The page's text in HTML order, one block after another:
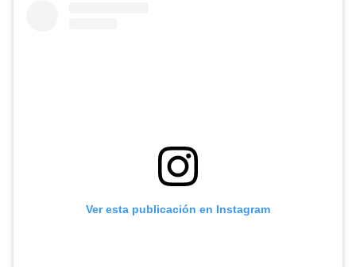
Ver esta publicación en Instagram